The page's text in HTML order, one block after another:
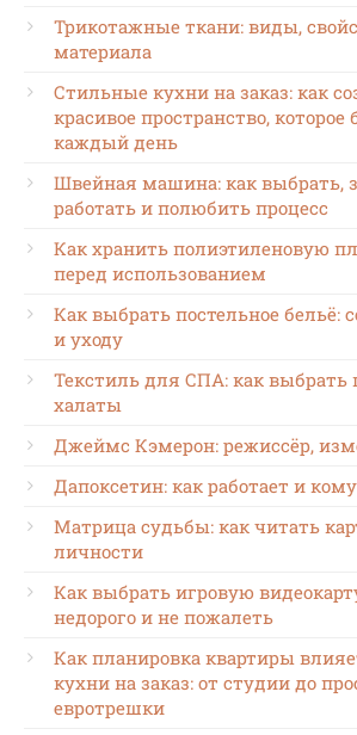
Трикотажные ткани: виды,
материала
Стильные кухни на заказ: как
красивое пространство, которое
каждый день
Швейная машина: как выбрать,
работать и полюбить процесс
Как хранить полиэтиленовую
перед использованием
Как выбрать постельное бельё:
и уходу
Текстиль для СПА: как выбрать
халаты
Джеймс Кэмерон: режиссёр,
Дапоксетин: как работает и
Матрица судьбы: как читать
личности
Как выбрать игровую
недорого и не пожалеть
Как планировка квартиры
кухни на заказ: от студии до
евротрешки